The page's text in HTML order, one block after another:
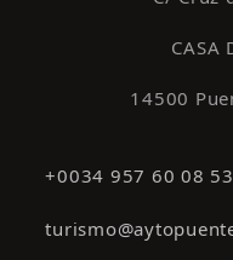
CASA
14500
+0034 957 60 08 53